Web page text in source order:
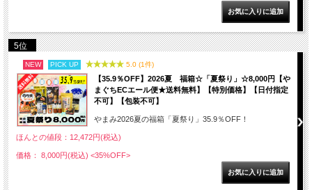
5位
NEW PICK UP 5.0 (1件)
【35.9％OFF】2026夏 福箱☆「夏祭り」☆8,000円【や
まぐちECエール便★送料無料】【特別価格】【日付指定
不可】【包装不可】
やまみ2026夏の福箱「夏祭り」35.9％OFF！
ほんとの値段：12,472円(税込)
価格： 8,000円(税込) <35%OFF>